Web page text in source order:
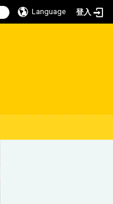
Language 登入